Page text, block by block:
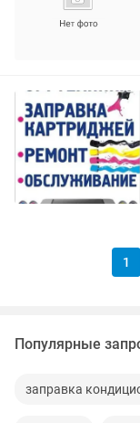
1
Популярные
заправка